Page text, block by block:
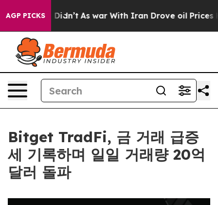
AGP PICKS
it Didn’t As war With Iran Drove oil Prices
Bitget TradFi, 금 거래 급증
세 기록하며 일일 거래량 20억
달러 돌파